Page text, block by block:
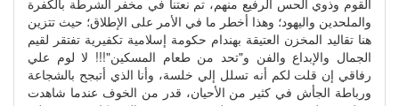
القوم وذوي الحس الرفيع منهم، تم نعتنا في مخفر الشرطة بالكفرة
والملحدين واليهود؛ وهذا أخطر ما في الأمر على الإطلاق؛ حيث تتزين
هنا تقاليد المخزن العتيقة بهندام حكومة إسلامية تكفيرية تفتقر لقيم
الجمال والإبداع والفن و"تحد من طعام المسكين"!!! لا لوم علي
رفاقي إن قلت لكم أنه تسلل إلي خلسة، وأنا الذي أتبجح بالشجاعة
ورباطة الجأش في كثير من الأحيان، قدر من الخوف عندما شاهدت